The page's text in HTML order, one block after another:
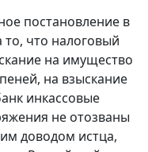
постановление в
что налоговый
на имущество
на взыскание
инкассовые
не отозваны
доводом истца,